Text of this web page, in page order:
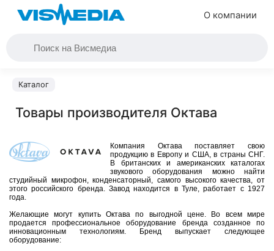
О компании
Каталог
Товары производителя Октава
Компания Октава поставляет свою
продукцию в Европу и США, в страны СНГ.
В британских и американских каталогах
звукового оборудования можно найти
студийный микрофон, конденсаторный, самого высокого качества, от
этого российского бренда. Завод находится в Туле, работает с 1927
года.
Желающие могут купить Октава по выгодной цене. Во всем мире
продается профессиональное оборудование бренда созданное по
инновационным технологиям. Бренд выпускает следующее
оборудование: